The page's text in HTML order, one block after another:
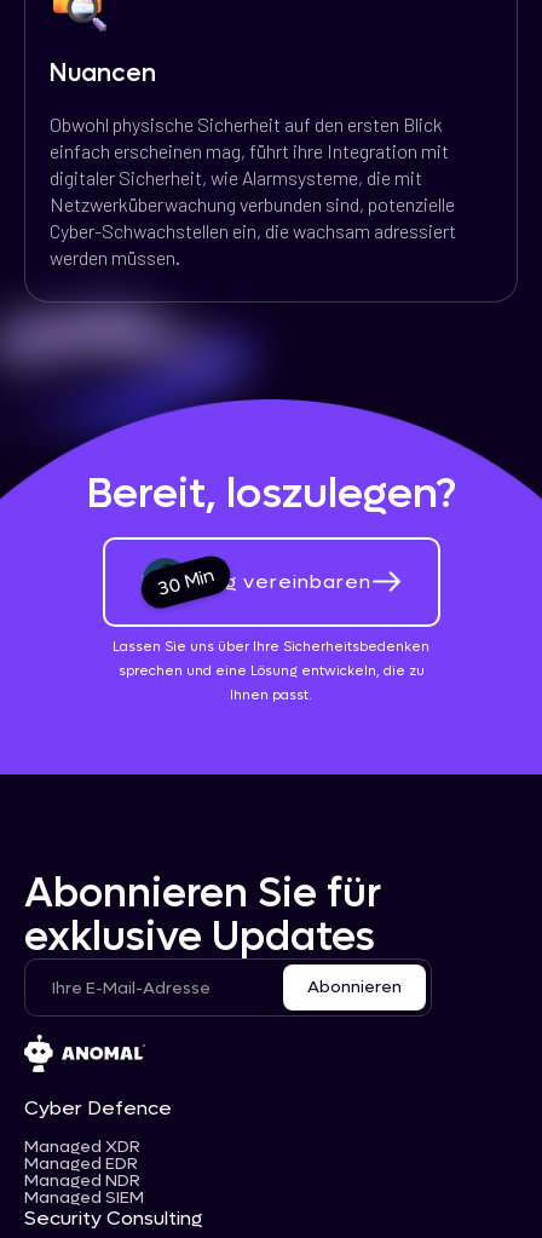
Nuancen
Obwohl physische Sicherheit auf den ersten Blick
einfach erscheinen mag, führt ihre Integration mit
digitaler Sicherheit, wie Alarmsysteme, die mit
Netzwerküberwachung verbunden sind, potenzielle
Cyber-Schwachstellen ein, die wachsam adressiert
werden müssen.
Bereit, loszulegen?
Beratung vereinbaren
30 Min
Lassen Sie uns über Ihre Sicherheitsbedenken
sprechen und eine Lösung entwickeln, die zu
Ihnen passt.
Abonnieren Sie für
exklusive Updates
Cyber Defence
Managed XDR
Managed EDR
Managed NDR
Managed SIEM
Security Consulting